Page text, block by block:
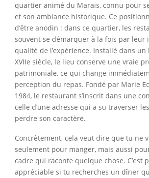
quartier animé du Marais, connu pour
et son ambiance historique. Ce
d’être anodin : dans ce quartier, les
souvent se démarquer à la fois par leur
qualité de l’expérience. Installé dans
XVIIe siècle, le lieu conserve une vraie
patrimoniale, ce qui change
perception du repas. Fondé par Marie
1984, le restaurant s’inscrit dans une
celle d’une adresse qui a su traverser
perdre son caractère.
Concrètement, cela veut dire que tu ne
seulement pour manger, mais aussi
cadre qui raconte quelque chose. C’est
appréciable si tu recherches un dîner